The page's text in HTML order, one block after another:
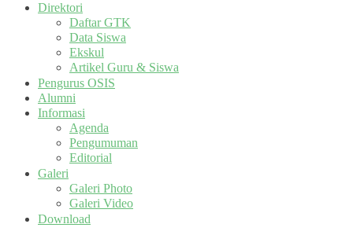
Direktori
Daftar GTK
Data Siswa
Ekskul
Artikel Guru & Siswa
Pengurus OSIS
Alumni
Informasi
Agenda
Pengumuman
Editorial
Galeri
Galeri Photo
Galeri Video
Download